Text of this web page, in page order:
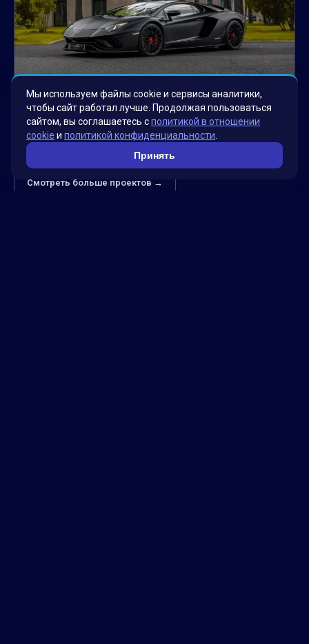
Офис Premier Cars на Google Картах
Смотреть больше проектов →
Мы используем файлы cookie и сервисы аналитики,
чтобы сайт работал лучше. Продолжая пользоваться
сайтом, вы соглашаетесь сполитикой в отношении
cookie и политикой конфиденциальности
Принять